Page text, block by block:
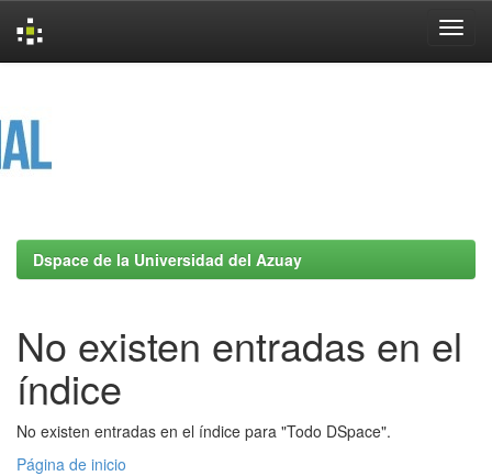
Dspace de la Universidad del Azuay
No existen entradas en el
índice
No existen entradas en el índice para "Todo DSpace".
Página de inicio